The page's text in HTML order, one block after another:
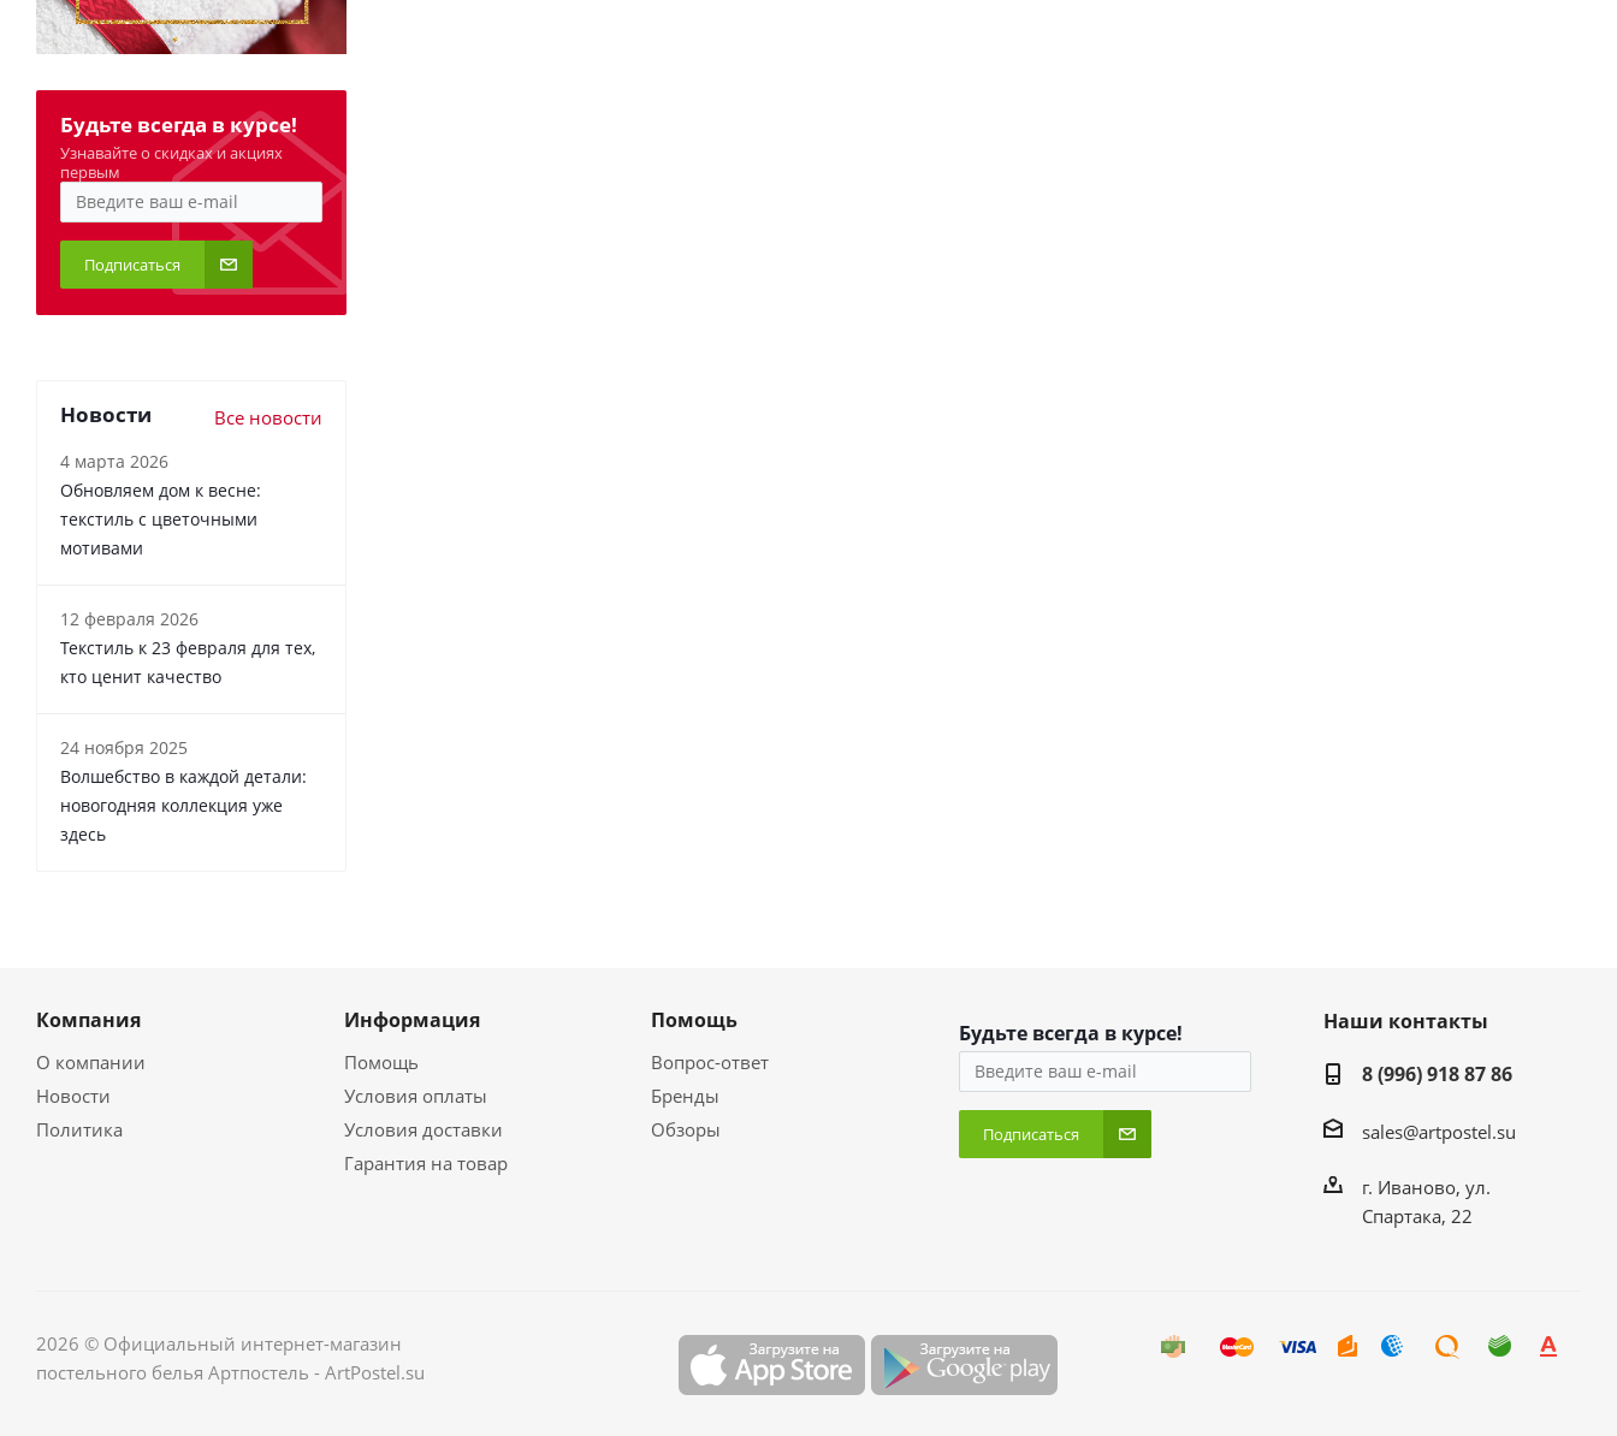
Будьте всегда в курсе!
Узнавайте о скидках и акциях
первым
Подписаться
Новости Все новости
4 марта 2026
Обновляем дом к весне:
текстиль с цветочными
мотивами
12 февраля 2026
Текстиль к 23 февраля для тех,
кто ценит качество
24 ноября 2025
Волшебство в каждой детали:
новогодняя коллекция уже
здесь
Компания
О компании
Новости
Политика
Информация
Помощь
Условия оплаты
Условия доставки
Гарантия на товар
Помощь
Вопрос-ответ
Бренды
Обзоры
Будьте всегда в курсе!
Подписаться
Наши контакты
8 (996) 918 87 86
sales@artpostel.su
г. Иваново, ул.
Спартака, 22
2026 © Официальный интернет-магазин
постельного белья Артпостель - ArtPostel.su